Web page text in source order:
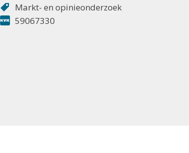
Markt- en opinieonderzoek
59067330